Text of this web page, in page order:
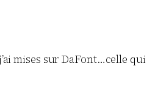
mises sur DaFont…celle